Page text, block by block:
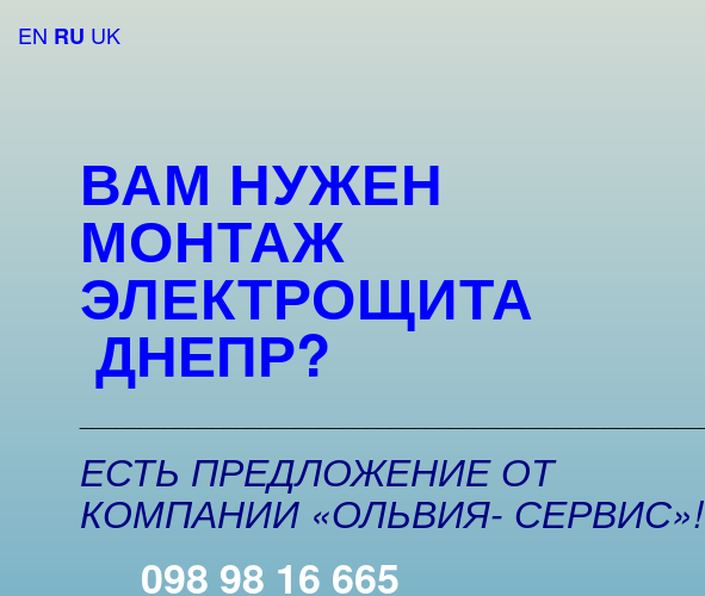
ВАМ НУЖЕН
МОНТАЖ
ЭЛЕКТРОЩИТА
ДНЕПР?
ЕСТЬ ПРЕДЛОЖЕНИЕ ОТ
КОМПАНИИ «ОЛЬВИЯ- СЕРВИС»!
098 98 16 665
EN RU UK